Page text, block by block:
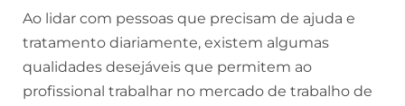
Ao lidar com pessoas que precisam de ajuda e
tratamento diariamente, existem algumas
qualidades desejáveis ​​que permitem ao
profissional trabalhar no mercado de trabalho de